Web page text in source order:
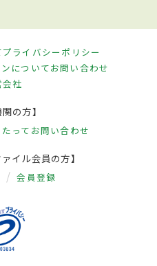
プライバシーポリシー
についてお問い合わせ
会社
の方】
って お問い合わせ
イル会員の方】
会員登録